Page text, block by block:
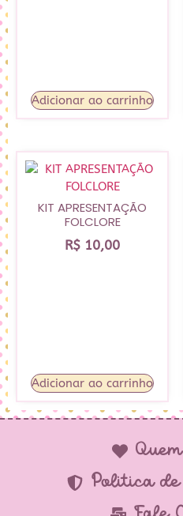
Adicionar ao carrinho
KIT APRESENTAÇÃO
FOLCLORE
R$ 10,00
Adicionar ao carrinho
Política